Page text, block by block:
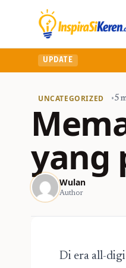
UPDATE
UNCATEGORIZED •5
yang
Wulan
Author
Di era all-